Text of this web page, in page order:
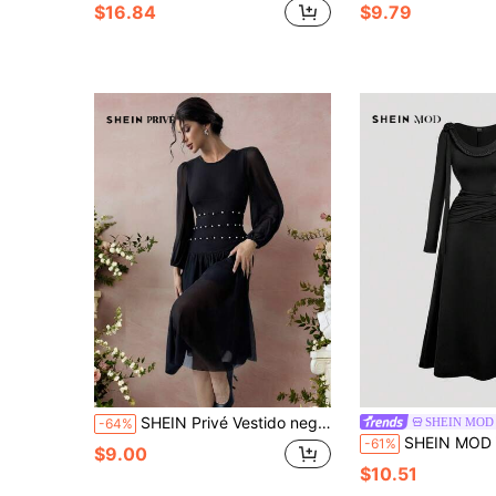
$16.84 $9.79
-64% SHEIN Privé Vestido negro de línea A, de longitud media, elegante y minimalista con detalles de perlas, apropiado para citas, Eid y el Día de San Valentín
$9.00
SHEIN MOD
-61% SHEIN MOD Vestido formal negro elegante con pliegues y manga larga para mujer, silueta
$10.51